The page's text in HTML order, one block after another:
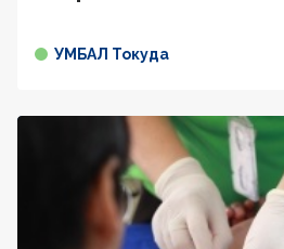
УМБАЛ Токуда